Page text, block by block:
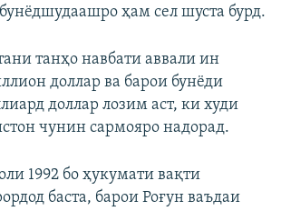
ҳам сел шуста бурд.
танҳо навбати аввали ин
доллар ва барои бунёди
доллар лозим аст, ки худи
чунин сармояро надорад.
1992 бо ҳукумати вақти
баста, барои Роғун ваъдаи